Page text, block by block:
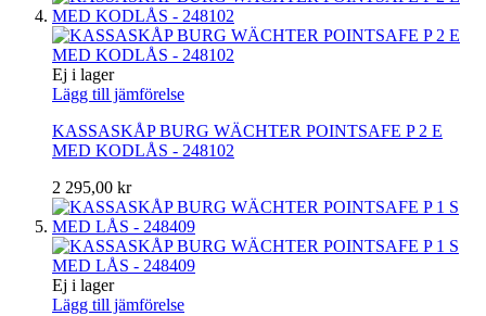
Ej i lager
Lägg till jämförelse
KASSASKÅP BURG WÄCHTER POINTSAFE P 2 E
MED KODLÅS - 248102
2 295,00 kr
Ej i lager
Lägg till jämförelse